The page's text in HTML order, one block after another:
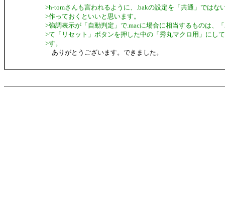
>h-tomさんも言われるように、.bakの設定を「共通」ではな
>作っておくといいと思います。
>強調表示が「自動判定」で.macに場合に相当するものは、
>て「リセット」ボタンを押した中の「秀丸マクロ用」にし
>す。
ありがとうございます。できました。